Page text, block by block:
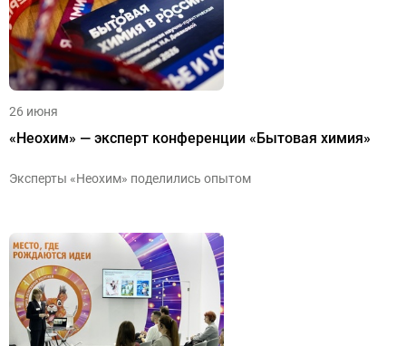
26 июня
«Неохим» — эксперт конференции «Бытовая химия»
Эксперты «Неохим» поделились опытом